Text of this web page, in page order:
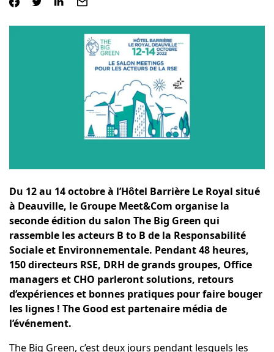
Du 12 au 14 octobre à l’Hôtel Barrière Le Royal situé
à Deauville, le Groupe Meet&Com organise la
seconde édition du salon The Big Green qui
rassemble les acteurs B to B de la Responsabilité
Sociale et Environnementale. Pendant 48 heures,
150 directeurs RSE, DRH de grands groupes, Office
managers et CHO parleront solutions, retours
d’expériences et bonnes pratiques pour faire bouger
les lignes ! The Good est partenaire média de
l’événement.
The Big Green, c’est deux jours pendant lesquels les